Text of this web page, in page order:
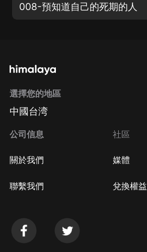
008-預知道自己的死期的人
選擇您的地區
中國台湾
公司信息
關於我們
聯繫我們
社區
媒體
兌換權益